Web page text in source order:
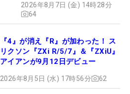
ュー
2026年8月7日 (金) 14時28分
64
『4』が消え『R』が加わった！ ス
リクソン『ZXi R/5/7』＆『ZXiU』
アイアンが9月12日デビュー
2026年8月5日 (水) 17時56分 62